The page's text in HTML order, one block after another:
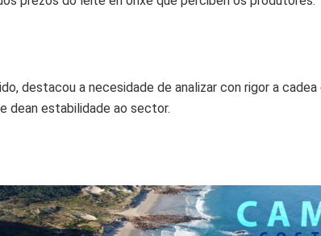
destacou a necesidade de analizar con rigor a
dean estabilidade ao sector.